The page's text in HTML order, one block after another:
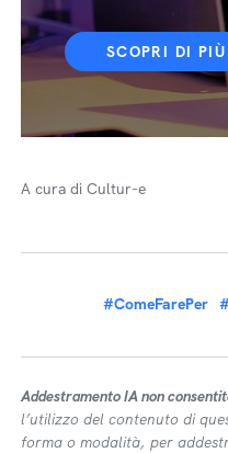
SCOPRI DI PIÙ
A cura di Cultur-e
#ComeFarePer
Addestramento IA non
l’utilizzo del contenuto di
forma o modalità, per